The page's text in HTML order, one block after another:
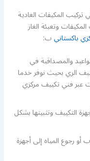
المكيفات العادية
وتعبئة الغاز
باكستانيب:
والمصداقية في
الري بحيث نوفر خدما
فني تكييف مركزي
التكييف وتثبيتها بشكل
رجوع المياه إلى أجهزة